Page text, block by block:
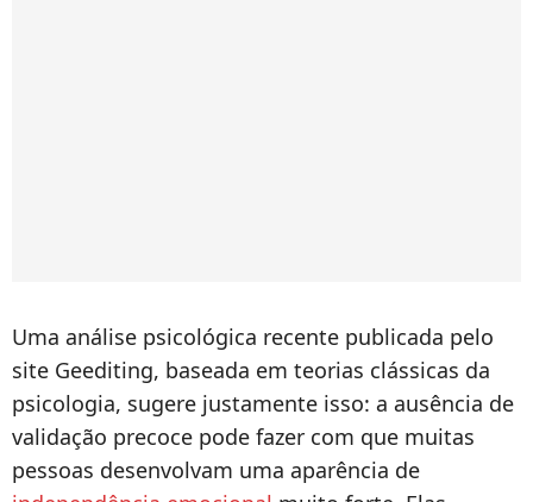
Uma análise psicológica recente publicada pelo
site Geediting, baseada em teorias clássicas da
psicologia, sugere justamente isso: a ausência de
validação precoce pode fazer com que muitas
pessoas desenvolvam uma aparência de